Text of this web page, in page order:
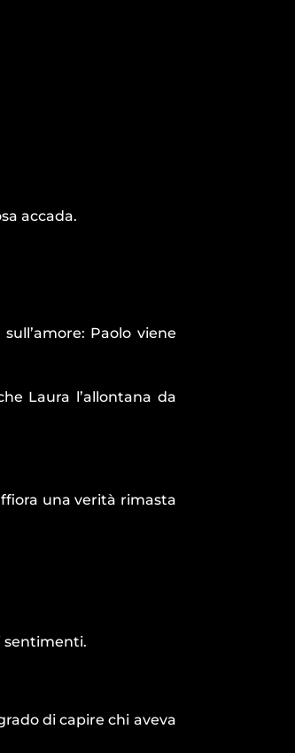
accada.
Paolo viene
Laura l’allontana da
una verità rimasta
sentimenti.
di capire chi aveva